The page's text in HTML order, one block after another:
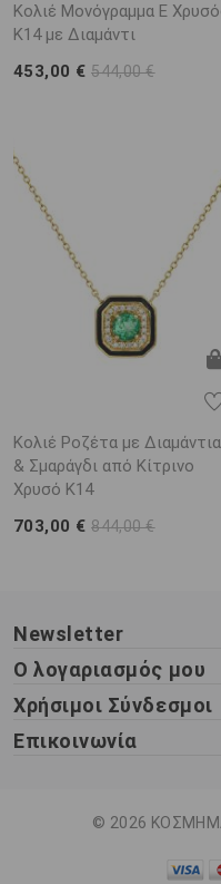
Κολιέ Μονόγραμμα Ε
Κ14 με Διαμάντι
453,00 €544,00 €
Κολιέ Ροζέτα με Διαμάντια
& Σμαράγδι από Κίτρινο
Χρυσό K14
703,00 €844,00 €
Newsletter
Ο λογαριασμός μου
Χρήσιμοι Σύνδεσμοι
Επικοινωνία
© 2026